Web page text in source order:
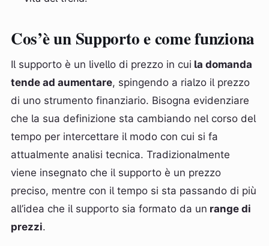
Cos’è un Supporto e come funziona
Il supporto è un livello di prezzo in cui la domanda
tende ad aumentare, spingendo a rialzo il prezzo
di uno strumento finanziario. Bisogna evidenziare
che la sua definizione sta cambiando nel corso del
tempo per intercettare il modo con cui si fa
attualmente analisi tecnica. Tradizionalmente
viene insegnato che il supporto è un prezzo
preciso, mentre con il tempo si sta passando di più
all’idea che il supporto sia formato da un range di
prezzi.